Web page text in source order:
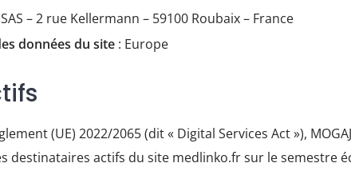
– 2 rue Kellermann – 59100 Roubaix – France
données du site : Europe
(UE) 2022/2065 (dit « Digital Services Act »),
destinataires actifs du site medlinko.fr sur le semestre